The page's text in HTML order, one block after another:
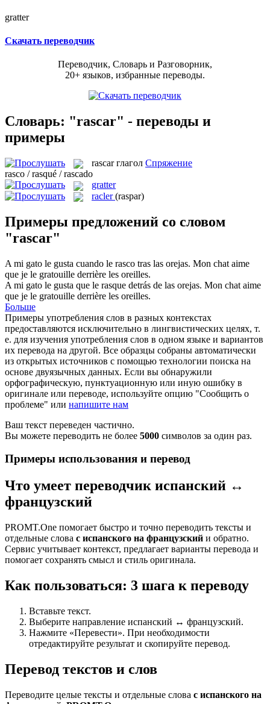
gratter
Скачать переводчик
Переводчик, Словарь и Разговорник,
20+ языков, избранные переводы.
Словарь: "rascar" - переводы и
примеры
rascar глагол Спряжение
rasco / rasqué / rascado
gratter
racler (raspar)
Примеры предложений со словом
"rascar"
A mi gato le gusta cuando le rasco tras las orejas. Mon chat aime
que je le gratouille derrière les oreilles.
A mi gato le gusta que le rasque detrás de las orejas. Mon chat aime
que je le gratouille derrière les oreilles.
Больше
Примеры употребления слов в разных контекстах
предоставляются исключительно в лингвистических целях, т.
е. для изучения употребления слов в одном языке и вариантов
их перевода на другой. Все образцы собраны автоматически
из открытых источников с помощью технологии поиска на
основе двуязычных данных. Если вы обнаружили
орфографическую, пунктуационную или иную ошибку в
оригинале или переводе, используйте опцию "Сообщить о
проблеме" или напишите нам
Ваш текст переведен частично.
Вы можете переводить не более 5000 символов за один раз.
Примеры использования и перевод
Что умеет переводчик испанский ↔
французский
PROMT.One помогает быстро и точно переводить тексты и
отдельные слова с испанского на французский и обратно.
Сервис учитывает контекст, предлагает варианты перевода и
помогает сохранять смысл и стиль оригинала.
Как пользоваться: 3 шага к переводу
Вставьте текст.
Выберите направление испанский ↔ французский.
Нажмите «Перевести». При необходимости
отредактируйте результат и скопируйте перевод.
Перевод текстов и слов
Переводите целые тексты и отдельные слова с испанского на